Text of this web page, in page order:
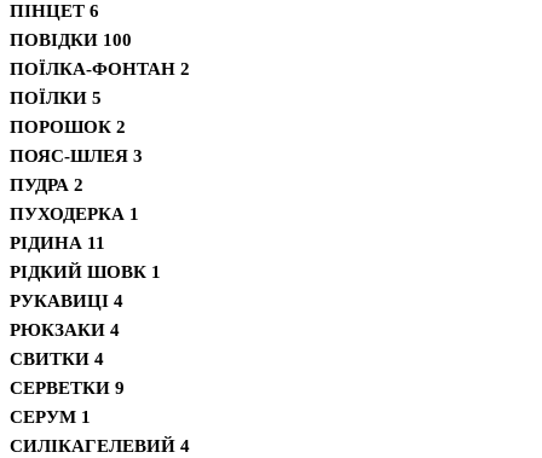
ПІНЦЕТ 6
ПОВІДКИ 100
ПОЇЛКА-ФОНТАН 2
ПОЇЛКИ 5
ПОРОШОК 2
ПОЯС-ШЛЕЯ 3
ПУДРА 2
ПУХОДЕРКА 1
РІДИНА 11
РІДКИЙ ШОВК 1
РУКАВИЦІ 4
РЮКЗАКИ 4
СВИТКИ 4
СЕРВЕТКИ 9
СЕРУМ 1
СИЛІКАГЕЛЕВИЙ 4